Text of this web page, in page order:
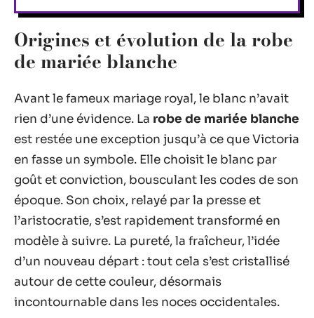
Origines et évolution de la robe
de mariée blanche
Avant le fameux mariage royal, le blanc n’avait
rien d’une évidence. La robe de mariée blanche
est restée une exception jusqu’à ce que Victoria
en fasse un symbole. Elle choisit le blanc par
goût et conviction, bousculant les codes de son
époque. Son choix, relayé par la presse et
l’aristocratie, s’est rapidement transformé en
modèle à suivre. La pureté, la fraîcheur, l’idée
d’un nouveau départ : tout cela s’est cristallisé
autour de cette couleur, désormais
incontournable dans les noces occidentales.